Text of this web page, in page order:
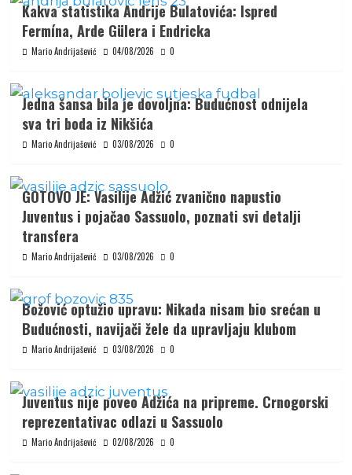
Kakva statistika Andrije Bulatovića: Ispred
Fermína, Arde Gülera i Endricka
Mario Andrijašević 04/08/2026 0
Jedna šansa bila je dovoljna: Budućnost odnijela
sva tri boda iz Nikšića
Mario Andrijašević 03/08/2026 0
GOTOVO JE: Vasilije Adžić zvanično napustio
Juventus i pojačao Sassuolo, poznati svi detalji
transfera
Mario Andrijašević 03/08/2026 0
Božović optužio upravu: Nikada nisam bio srećan u
Budućnosti, navijači žele da upravljaju klubom
Mario Andrijašević 03/08/2026 0
Juventus nije poveo Adžića na pripreme. Crnogorski
reprezentativac odlazi u Sassuolo
Mario Andrijašević 02/08/2026 0